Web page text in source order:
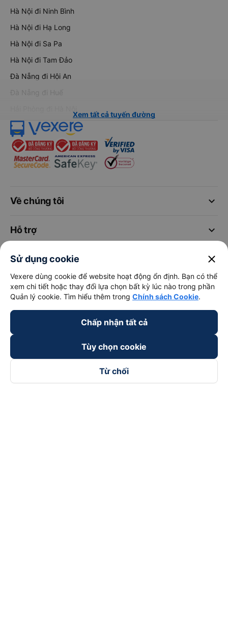
Hà Nội đi Ninh Bình
Hà Nội đi Hạ Long
Hà Nội đi Sa Pa
Hà Nội đi Tam Đảo
Đà Nẵng đi Hội An
Đà Nẵng đi Huế
Xem tất cả tuyến đường
keyboard_arrow_down
Về chúng tôi
keyboard_arrow_down
Hỗ trợ
keyboard_arrow_down
Trở thành đối tác
Đối tác thanh toán
Sử dụng cookie close
Vexere dùng cookie để website hoạt động ổn định. Bạn có thể
xem chi tiết hoặc thay đổi lựa chọn bất kỳ lúc nào trong phần
Quản lý cookie. Tìm hiểu thêm trong Chính sách Cookie.
Chấp nhận tất cả
Tùy chọn cookie
Từ chối